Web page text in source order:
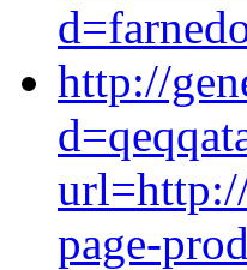
http://
page-